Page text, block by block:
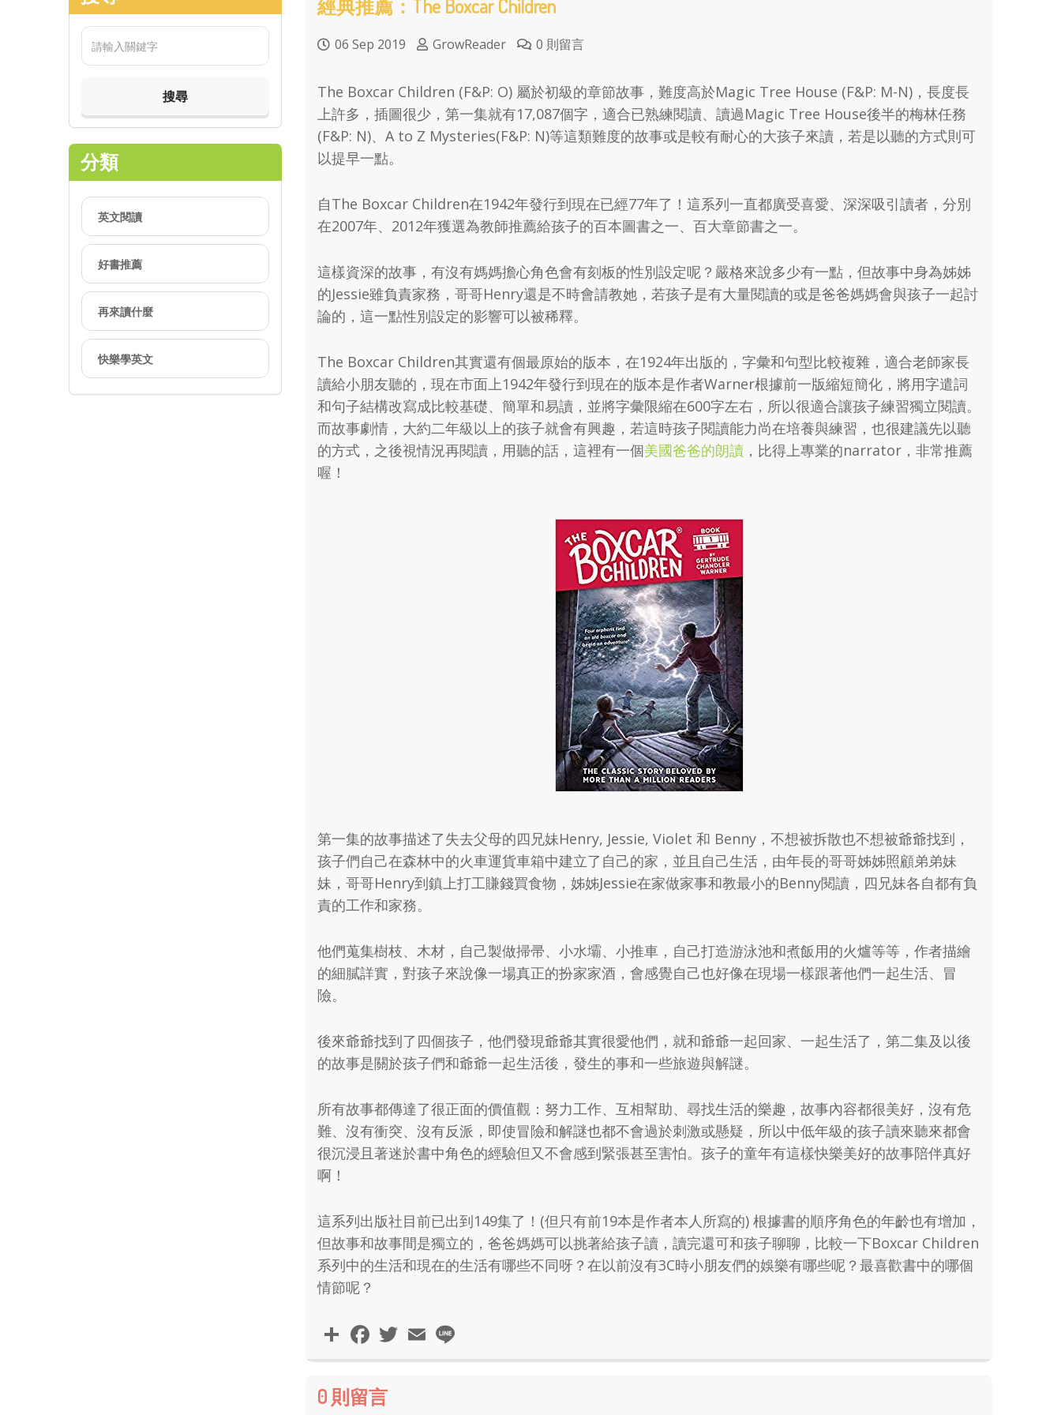
經典推薦：The Boxcar Children
06 Sep 2019 GrowReader 0 則留言
The Boxcar Children (F&P: O) 屬於初級的章節故事，難度高於Magic Tree House (F&P: M-N)，長度長
上許多，插圖很少，第一集就有17,087個字，適合已熟練閱讀、讀過Magic Tree House後半的梅林任務
(F&P: N)、A to Z Mysteries(F&P: N)等這類難度的故事或是較有耐心的大孩子來讀，若是以聽的方式則可
以提早一點。
自The Boxcar Children在1942年發行到現在已經77年了！這系列一直都廣受喜愛、深深吸引讀者，分別
在2007年、2012年獲選為教師推薦給孩子的百本圖書之一、百大章節書之一。
這樣資深的故事，有沒有媽媽擔心角色會有刻板的性別設定呢？嚴格來說多少有一點，但故事中身為姊姊
的Jessie雖負責家務，哥哥Henry還是不時會請教她，若孩子是有大量閱讀的或是爸爸媽媽會與孩子一起討
論的，這一點性別設定的影響可以被稀釋。
The Boxcar Children其實還有個最原始的版本，在1924年出版的，字彙和句型比較複雜，適合老師家長
讀給小朋友聽的，現在市面上1942年發行到現在的版本是作者Warner根據前一版縮短簡化，將用字遣詞
和句子結構改寫成比較基礎、簡單和易讀，並將字彙限縮在600字左右，所以很適合讓孩子練習獨立閱讀。
而故事劇情，大約二年級以上的孩子就會有興趣，若這時孩子閱讀能力尚在培養與練習，也很建議先以聽
的方式，之後視情況再閱讀，用聽的話，這裡有一個美國爸爸的朗讀 ，比得上專業的narrator，非常推薦
喔！
第一集的故事描述了失去父母的四兄妹Henry, Jessie, Violet 和 Benny，不想被拆散也不想被爺爺找到，
孩子們自己在森林中的火車運貨車箱中建立了自己的家，並且自己生活，由年長的哥哥姊姊照顧弟弟妹
妹，哥哥Henry到鎮上打工賺錢買食物，姊姊Jessie在家做家事和教最小的Benny閱讀，四兄妹各自都有負
責的工作和家務。
他們蒐集樹枝、木材，自己製做掃帚、小水壩、小推車，自己打造游泳池和煮飯用的火爐等等，作者描繪
的細膩詳實，對孩子來說像一場真正的扮家家酒，會感覺自己也好像在現場一樣跟著他們一起生活、冒
險。
後來爺爺找到了四個孩子，他們發現爺爺其實很愛他們，就和爺爺一起回家、一起生活了，第二集及以後
的故事是關於孩子們和爺爺一起生活後，發生的事和一些旅遊與解謎。
所有故事都傳達了很正面的價值觀：努力工作、互相幫助、尋找生活的樂趣，故事內容都很美好，沒有危
難、沒有衝突、沒有反派，即使冒險和解謎也都不會過於刺激或懸疑，所以中低年級的孩子讀來聽來都會
很沉浸且著迷於書中角色的經驗但又不會感到緊張甚至害怕。孩子的童年有這樣快樂美好的故事陪伴真好
啊！
這系列出版社目前已出到149集了！(但只有前19本是作者本人所寫的) 根據書的順序角色的年齡也有增加，
但故事和故事間是獨立的，爸爸媽媽可以挑著給孩子讀，讀完還可和孩子聊聊，比較一下Boxcar Children
系列中的生活和現在的生活有哪些不同呀？在以前沒有3C時小朋友們的娛樂有哪些呢？最喜歡書中的哪個
情節呢？
分
享
FacebookTwitterEmail
0 則留言
分類
英文閱讀
好書推薦
再來讀什麼
快樂學英文